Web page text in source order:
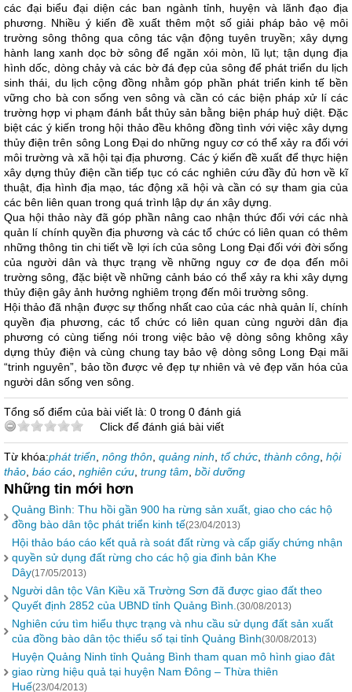
các đại biểu đại diện các ban ngành tỉnh, huyện và lãnh đạo địa
phương. Nhiều ý kiến đề xuất thêm một số giải pháp bảo vệ môi
trường sông thông qua công tác vận động tuyên truyền; xây dựng
hành lang xanh dọc bờ sông để ngăn xói mòn, lũ lụt; tận dụng địa
hình dốc, dòng chảy và các bờ đá đẹp của sông để phát triển du lịch
sinh thái, du lịch cộng đồng nhằm góp phần phát triển kinh tế bền
vững cho bà con sống ven sông và cần có các biện pháp xử lí các
trường hợp vi phạm đánh bắt thủy sản bằng biện pháp huỷ diệt. Đặc
biệt các ý kiến trong hội thảo đều không đồng tình với việc xây dựng
thủy điện trên sông Long Đại do những nguy cơ có thể xảy ra đối với
môi trường và xã hội tại địa phương. Các ý kiến đề xuất để thực hiện
xây dựng thủy điện cần tiếp tục có các nghiên cứu đầy đủ hơn về kĩ
thuật, địa hình địa mạo, tác động xã hội và cần có sự tham gia của
các bên liên quan trong quá trình lập dự án xây dựng.
Qua hội thảo này đã góp phần nâng cao nhận thức đối với các nhà
quản lí chính quyền địa phương và các tổ chức có liên quan có thêm
những thông tin chi tiết về lợi ích của sông Long Đại đối với đời sống
của người dân và thực trạng về những nguy cơ đe dọa đến môi
trường sông, đặc biệt về những cảnh báo có thể xảy ra khi xây dựng
thủy điện gây ảnh hưởng nghiêm trọng đến môi trường sông.
Hội thảo đã nhận được sự thống nhất cao của các nhà quản lí, chính
quyền địa phương, các tổ chức có liên quan cùng người dân địa
phương có cùng tiếng nói trong việc bảo vệ dòng sông không xây
dựng thủy điện và cùng chung tay bảo vệ dòng sông Long Đại mãi
“trinh nguyên”, bảo tồn được vẻ đẹp tự nhiên và vẻ đẹp văn hóa của
người dân sống ven sông.
Tổng số điểm của bài viết là: 0 trong 0 đánh giá
Click để đánh giá bài viết
Từ khóa:phát triển nông thôn quảng ninh tổ chức thành công hội
thảo báo cáo nghiên cứu trung tâm bồi dưỡng
Những tin mới hơn
Quảng Bình: Thu hồi gần 900 ha rừng sản xuất, giao cho các hộ
đồng bào dân tộc phát triển kinh tế(23/04/2013)
Hội thảo báo cáo kết quả rà soát đất rừng và cấp giấy chứng nhận
quyền sử dụng đất rừng cho các hộ gia đinh bản Khe
Dây(17/05/2013)
Người dân tộc Vân Kiều xã Trường Sơn đã được giao đất theo
Quyết định 2852 của UBND tỉnh Quảng Bình. (30/08/2013)
Nghiên cứu tìm hiểu thực trạng và nhu cầu sử dụng đất sản xuất
của đồng bào dân tộc thiểu số tại tỉnh Quảng Bình(30/08/2013)
Huyện Quảng Ninh tỉnh Quảng Bình tham quan mô hình giao đât
giao rừng hiệu quả tại huyện Nam Đông – Thừa thiên
Huế(23/04/2013)